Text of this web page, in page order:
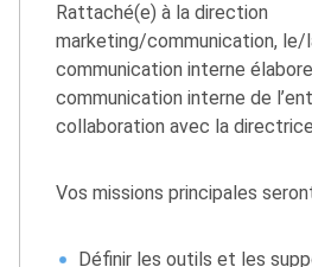
Rattaché(e) à la direction
marketing/communication, le/
communication interne
communication interne de
collaboration avec la
Vos missions principales
Définir les outils et les